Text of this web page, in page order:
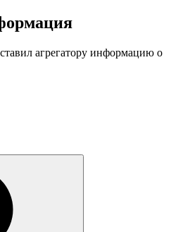
агрегатору информацию о